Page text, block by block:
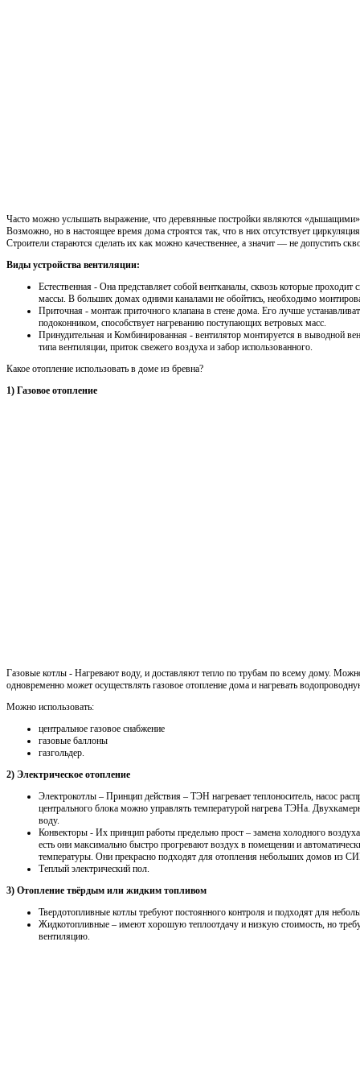
Часто можно услышать выражение, что деревянные постройки являются
Возможно, но в настоящее время дома строятся так, что в них отсутствует
Строители стараются сделать их как можно качественнее, а значит — не допустить
Виды устройства вентиляции:
Естественная - Она представляет собой вентканалы, сквозь которые
массы. В больших домах одними каналами не обойтись, необходимо
Приточная - монтаж приточного клапана в стене дома. Его лучше
подоконником, способствует нагреванию поступающих ветровых масс.
Принудительная и Комбинированная - вентилятор монтируется в выводной
типа вентиляции, приток свежего воздуха и забор использованного.
Какое отопление использовать в доме из бревна?
1) Газовое отопление
Газовые котлы - Нагревают воду, и доставляют тепло по трубам по всему дому.
одновременно может осуществлять газовое отопление дома и нагревать
Можно использовать:
центральное газовое снабжение
газовые баллоны
газгольдер.
2) Электрическое отопление
Электрокотлы – Принцип действия – ТЭН нагревает теплоноситель, насос
центрального блока можно управлять температурой нагрева ТЭНа.
воду.
Конвекторы - Их принцип работы предельно прост – замена холодного
есть они максимально быстро прогревают воздух в помещении и
температуры. Они прекрасно подходят для отопления небольших домов из
Теплый электрический пол.
3) Отопление твёрдым или жидким топливом
Твердотопливные котлы требуют постоянного контроля и подходят для
Жидкотопливные – имеют хорошую теплоотдачу и низкую стоимость, но
вентиляцию.